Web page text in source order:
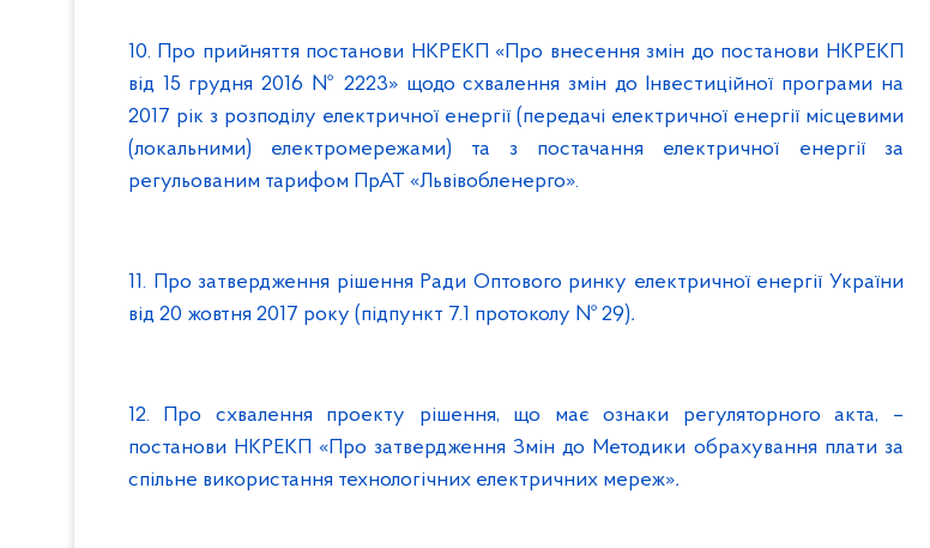
10. Про прийняття постанови НКРЕКП «Про внесення змін до постанови НКРЕКП
від 15 грудня 2016 № 2223» щодо схвалення змін до Інвестиційної програми на
2017 рік з розподілу електричної енергії (передачі електричної енергії місцевими
(локальними) електромережами) та з постачання електричної енергії за
регульованим тарифом ПрАТ «Львівобленерго».
11. Про затвердження рішення Ради Оптового ринку електричної енергії України
від 20 жовтня 2017 року (підпункт 7.1 протоколу № 29).
12. Про схвалення проекту рішення, що має ознаки регуляторного акта, –
постанови НКРЕКП «Про затвердження Змін до Методики обрахування плати за
спільне використання технологічних електричних мереж».